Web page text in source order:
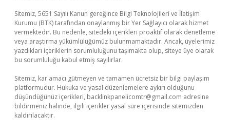
Sitemiz, 5651 Sayılı Kanun gereğince Bilgi Teknolojileri ve İletişim
Kurumu (BTK) tarafından onaylanmış bir Yer Sağlayıcı olarak hizmet
vermektedir. Bu nedenle, sitedeki içerikleri proaktif olarak denetleme
veya araştırma yükümlülüğümüz bulunmamaktadır. Ancak, üyelerimiz
yazdıkları içeriklerin sorumluluğunu taşımakta olup, siteye üye olarak
bu sorumluluğu kabul etmiş sayılırlar.
Sitemiz, kar amacı gütmeyen ve tamamen ücretsiz bir bilgi paylaşım
platformudur. Hukuka ve yasal düzenlemelere aykırı olduğunu
düşündüğünüz içerikleri, backlinkpanelicomtr@gmail.com adresine
bildirmeniz halinde, ilgili içerikler yasal süre içerisinde sitemizden
kaldırılacaktır.